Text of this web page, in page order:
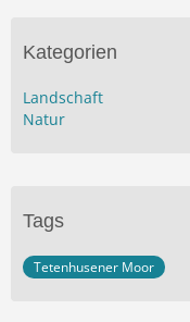
Kategorien
Landschaft
Natur
Tags
Tetenhusener Moor